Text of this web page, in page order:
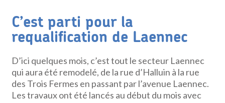
C’est parti pour la
requalification de Laennec
D’ici quelques mois, c’est tout le secteur Laennec
qui aura été remodelé, de la rue d’Halluin à la rue
des Trois Fermes en passant par l’avenue Laennec.
Les travaux ont été lancés au début du mois avec